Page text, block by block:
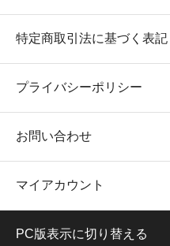
特定商取引法に基づく表記
プライバシーポリシー
お問い合わせ
マイアカウント
PC版表示に切り替える